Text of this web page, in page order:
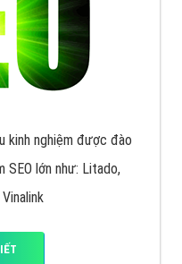
kinh nghiệm được đào
lớn như: Litado,